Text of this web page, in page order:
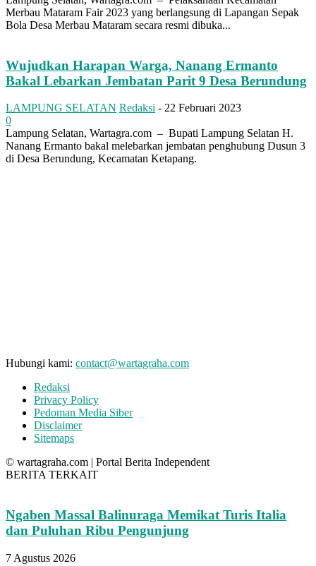
Merbau Mataram Fair 2023 yang berlangsung di Lapangan Sepak
Bola Desa Merbau Mataram secara resmi dibuka...
Wujudkan Harapan Warga, Nanang Ermanto
Bakal Lebarkan Jembatan Parit 9 Desa Berundung
LAMPUNG SELATAN Redaksi - 22 Februari 2023
0
Lampung Selatan, Wartagra.com – Bupati Lampung Selatan H.
Nanang Ermanto bakal melebarkan jembatan penghubung Dusun 3
di Desa Berundung, Kecamatan Ketapang.
Hubungi kami: contact@wartagraha.com
Redaksi
Privacy Policy
Pedoman Media Siber
Disclaimer
Sitemaps
© wartagraha.com | Portal Berita Independent
BERITA TERKAIT
Ngaben Massal Balinuraga Memikat Turis Italia
dan Puluhan Ribu Pengunjung
7 Agustus 2026